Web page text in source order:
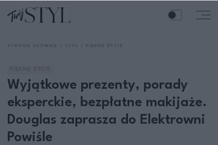
Wyjątkowe prezenty, porady
eksperckie, bezpłatne makijaże.
Douglas zaprasza do Elektrowni
Powiśle